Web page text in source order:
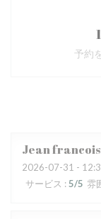
Jean francois
2026-07-31 -
サービス : 5/5 雰
予約